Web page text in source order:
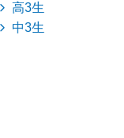
高3生
中3生